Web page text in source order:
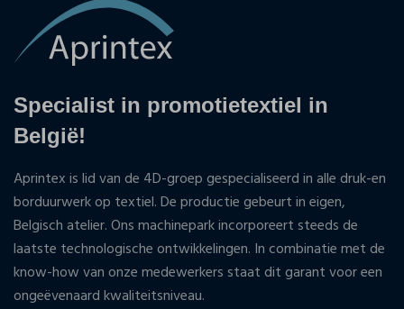
Specialist in promotietextiel in
België!
Aprintex is lid van de 4D-groep gespecialiseerd in alle druk-en
borduurwerk op textiel. De productie gebeurt in eigen,
Belgisch atelier. Ons machinepark incorporeert steeds de
laatste technologische ontwikkelingen. In combinatie met de
know-how van onze medewerkers staat dit garant voor een
ongeëvenaard kwaliteitsniveau.